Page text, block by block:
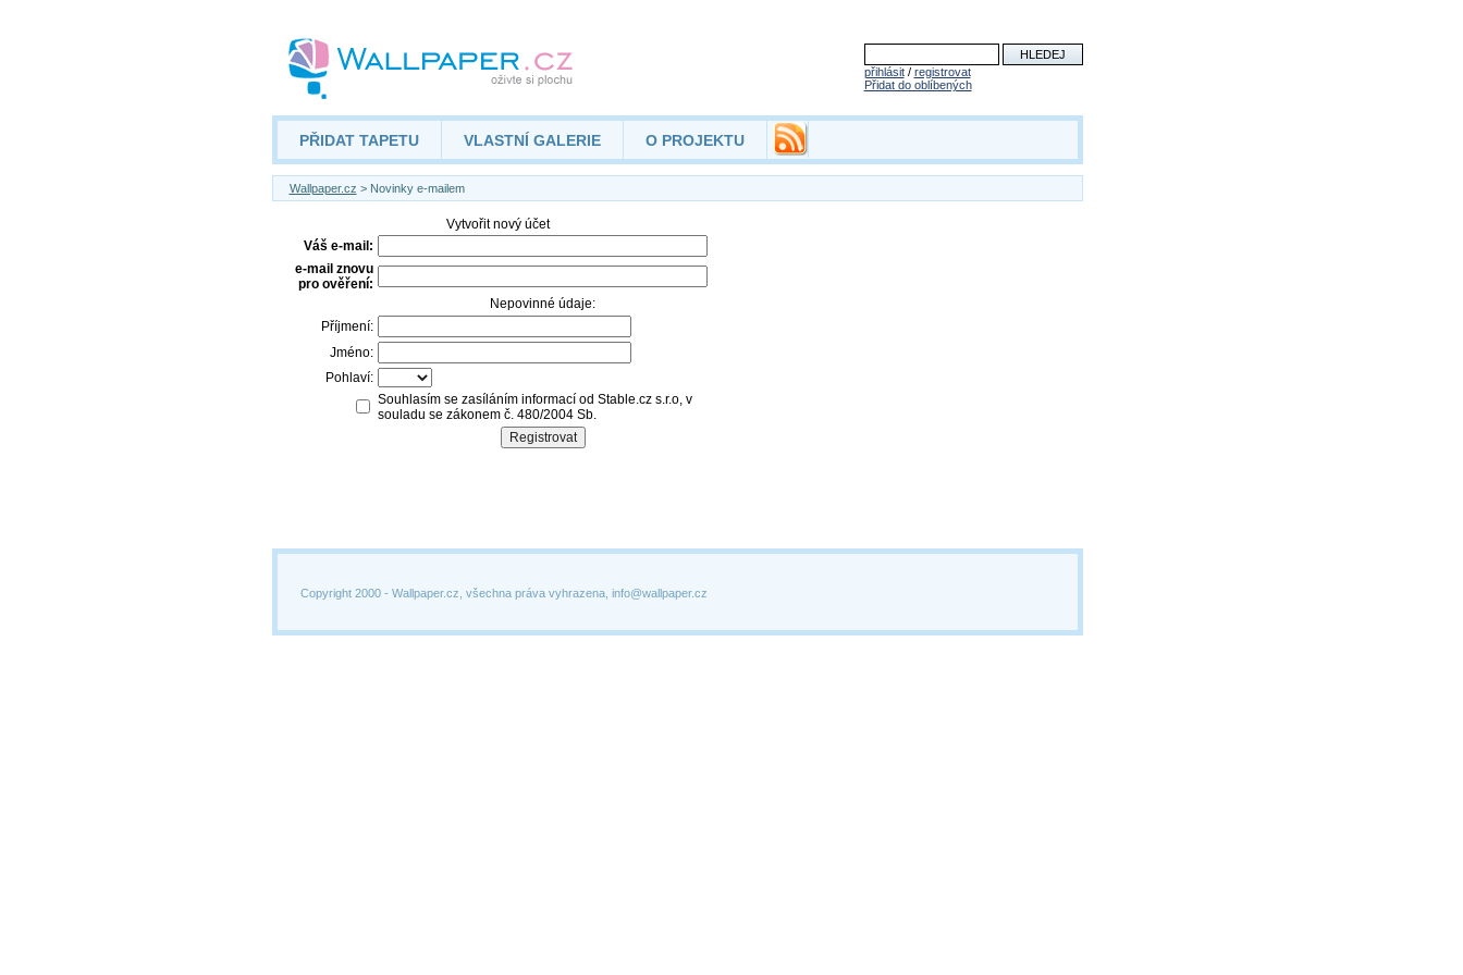
přihlásit/ registrovat
Přidat do oblíbených
PŘIDAT TAPETU VLASTNÍ GALERIE O PROJEKTU
Wallpaper.cz > Novinky e-mailem
Copyright 2000 - Wallpaper.cz, všechna práva vyhrazena, info@wallpaper.cz